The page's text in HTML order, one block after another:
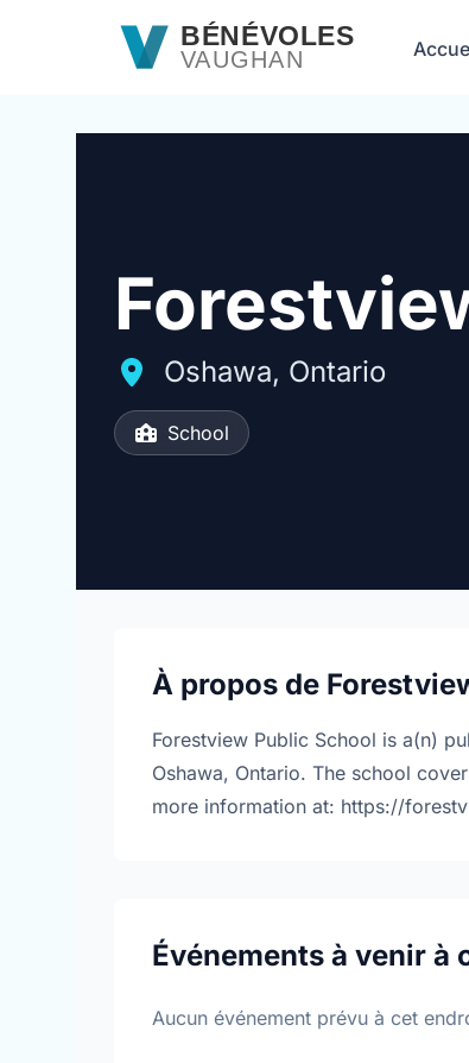
Passer au contenu principalBÉNÉVOLES
VAUGHAN
Oshawa, Ontario
School
À propos de
Forestview Public School is a(n)
Oshawa, Ontario. The school
more information at: https://
Événements à venir à
Aucun événement prévu à cet